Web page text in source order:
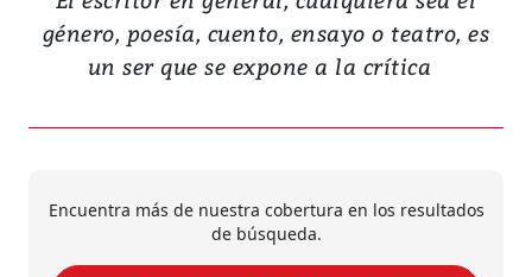
género, poesía, cuento, ensayo o teatro, es
un ser que se expone a la crítica
Encuentra más de nuestra cobertura en los resultados
de búsqueda.